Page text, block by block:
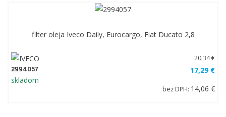
filter oleja Iveco Daily, Eurocargo, Fiat Ducato 2,8
2994057
skladom
20,34 €
17,29 €
bez DPH: 14,06 €